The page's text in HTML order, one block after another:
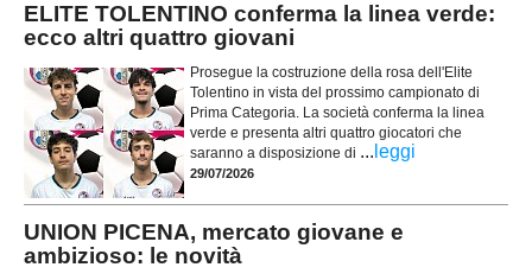
ELITE TOLENTINO conferma la linea verde:
ecco altri quattro giovani
Prosegue la costruzione della rosa dell'Elite
Tolentino in vista del prossimo campionato di
Prima Categoria. La società conferma la linea
verde e presenta altri quattro giocatori che
saranno a disposizione di ... leggi
29/07/2026
UNION PICENA, mercato giovane e
ambizioso: le novità